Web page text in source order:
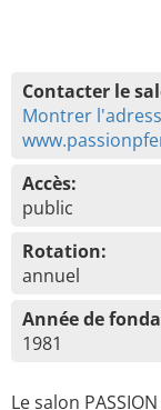
Contacter le
Montrer
Accès:
public
Rotation:
annuel
Année de
1981
Le salon